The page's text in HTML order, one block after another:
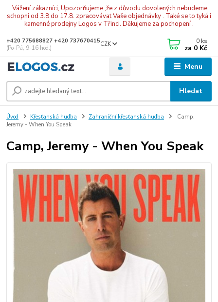
.Vážení zákazníci, Upozorňujeme ,že z důvodu dovolených nebudeme
schopni od 3.8 do 17.8. zpracovávat Vaše objednávky . Také se to tyká i
kamenné prodejny Logos v Třinci. Děkujeme za pochopení .
Menu
CZK
Hledat
+420 775688827 +420 737670415
(Po-Pá, 9-16 hod.)
0 ks
za 0 Kč
Úvod Křesťanská hudba Zahraniční křesťanská hudba
Camp,
Jeremy - When You Speak
Camp, Jeremy - When You Speak